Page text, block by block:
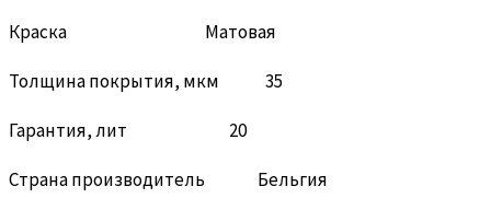
Краска Матовая
Толщина покрытия, мкм 35
Гарантия, лит 20
Страна производитель Бельгия